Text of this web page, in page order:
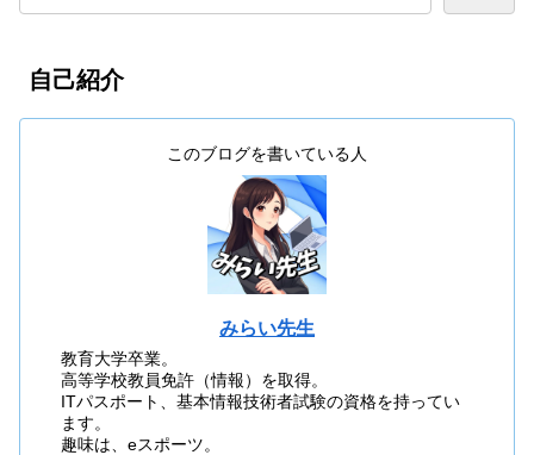
自己紹介
このブログを書いている人
みらい先生
教育大学卒業。
高等学校教員免許（情報）を取得。
ITパスポート、基本情報技術者試験の資格を持ってい
ます。
趣味は、eスポーツ。